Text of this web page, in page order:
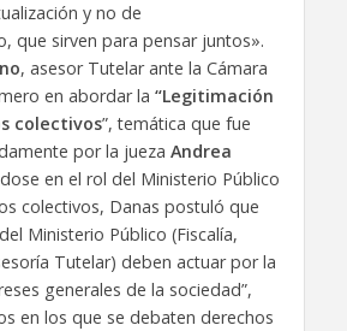
y no de
que sirven para pensar juntos».
, asesor Tutelar ante la Cámara
en abordar la “Legitimación
colectivos”, temática que fue
por la jueza Andrea
en el rol del Ministerio Público
colectivos, Danas postuló que
Ministerio Público (Fiscalía,
Tutelar) deben actuar por la
generales de la sociedad”,
en los que se debaten derechos